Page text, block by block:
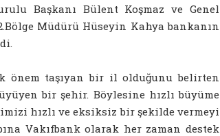
Başkanı Bülent Koşmaz ve Genel
Müdürü Hüseyin Kahya bankanın
önem taşıyan bir il olduğunu belirten
bir şehir. Böylesine hızlı büyüme
hızlı ve eksiksiz bir şekilde vermeyi
Vakıfbank olarak her zaman destek